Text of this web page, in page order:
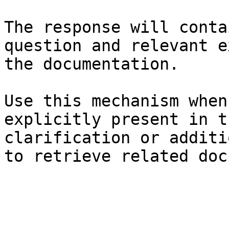
The response will
question and relevant
the documentation.
Use this mechanism
explicitly present in
clarification or